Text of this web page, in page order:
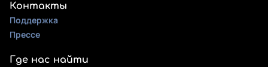
Контакты
Поддержка
Прессе
Где нас найти